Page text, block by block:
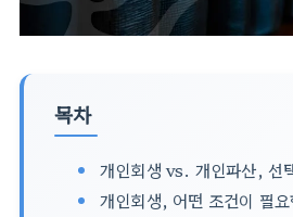
목차
개인회생 vs. 개인파산, 선
개인회생, 어떤 조건이 필